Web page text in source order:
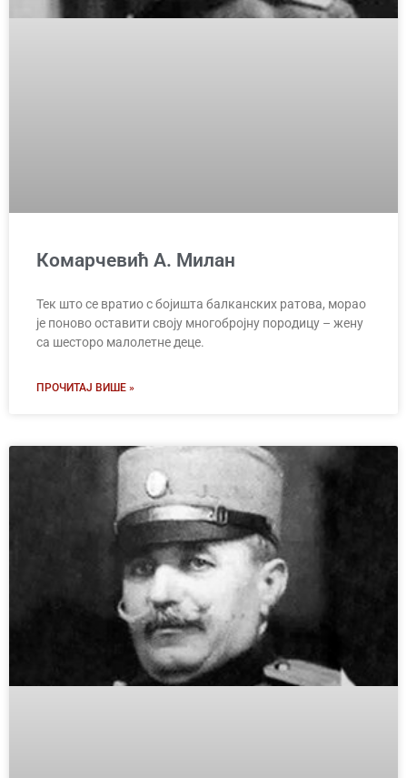
Комарчевић А. Милан
Тек што се вратио с бојишта балканских ратова, морао
је поново оставити своју многобројну породицу – жену
са шесторо малолетне деце.
ПРОЧИТАЈ ВИШЕ »